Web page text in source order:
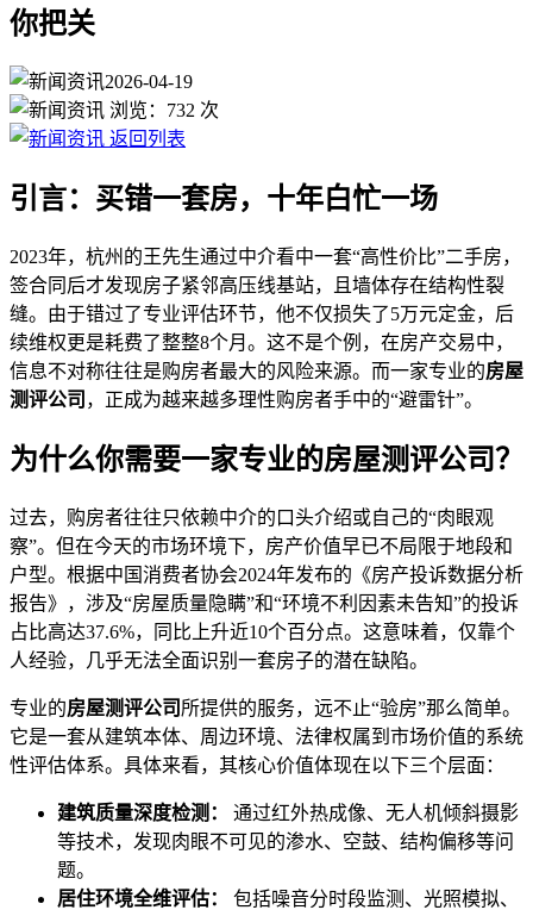
你把关
2026-04-19
浏览： 732 次
返回列表
引言：买错一套房，十年白忙一场
2023年，杭州的王先生通过中介看中一套“高性价比”二手房，
签合同后才发现房子紧邻高压线基站，且墙体存在结构性裂
缝。由于错过了专业评估环节，他不仅损失了5万元定金，后
续维权更是耗费了整整8个月。这不是个例，在房产交易中，
信息不对称往往是购房者最大的风险来源。而一家专业的房屋
测评公司 ，正成为越来越多理性购房者手中的“避雷针”。
为什么你需要一家专业的房屋测评公司？
过去，购房者往往只依赖中介的口头介绍或自己的“肉眼观
察”。但在今天的市场环境下，房产价值早已不局限于地段和
户型。根据中国消费者协会2024年发布的《房产投诉数据分析
报告》，涉及“房屋质量隐瞒”和“环境不利因素未告知”的投诉
占比高达37.6%，同比上升近10个百分点。这意味着，仅靠个
人经验，几乎无法全面识别一套房子的潜在缺陷。
专业的房屋测评公司 所提供的服务，远不止“验房”那么简单。
它是一套从建筑本体、周边环境、法律权属到市场价值的系统
性评估体系。具体来看，其核心价值体现在以下三个层面：
建筑质量深度检测：
通过红外热成像、无人机倾斜摄影
等技术，发现肉眼不可见的渗水、空鼓、结构偏移等问
题。
居住环境全维评估：
包括噪音分时段监测、光照模拟、